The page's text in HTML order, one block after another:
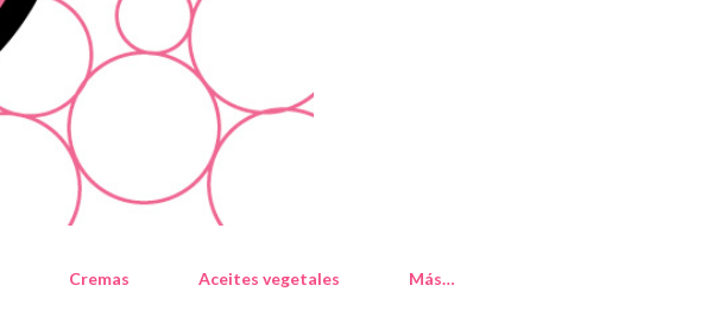
Cremas Aceites vegetales Más…